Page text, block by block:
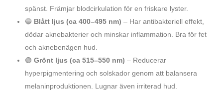
spänst. Främjar blodcirkulation för en friskare lyster.
🔵 Blått ljus (ca 400–495 nm) – Har antibakteriell effekt,
dödar aknebakterier och minskar inflammation. Bra för fet
och aknebenägen hud.
🟢 Grönt ljus (ca 515–550 nm) – Reducerar
hyperpigmentering och solskador genom att balansera
melaninproduktionen. Lugnar även irriterad hud.